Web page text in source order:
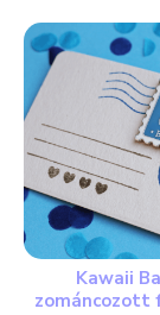
Kawaii
zománcozott